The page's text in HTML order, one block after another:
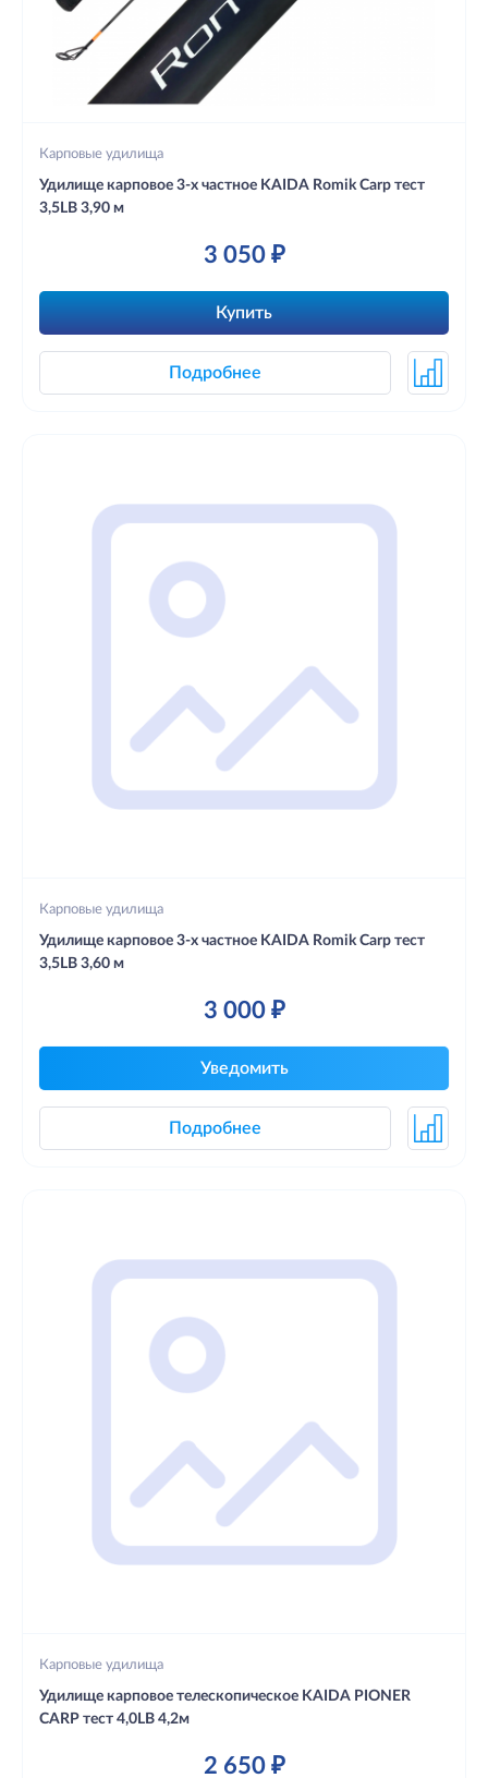
Карповые удилища
Удилище карповое 3-х частное KAIDA Romik Carp тест
3,5LB 3,90 м
3 050 ₽
Купить
Подробнее
Карповые удилища
Удилище карповое 3-х частное KAIDA Romik Carp тест
3,5LB 3,60 м
3 000 ₽
Уведомить
Подробнее
Карповые удилища
Удилище карповое телескопическое KAIDA PIONER
CARP тест 4,0LB 4,2м
2 650 ₽